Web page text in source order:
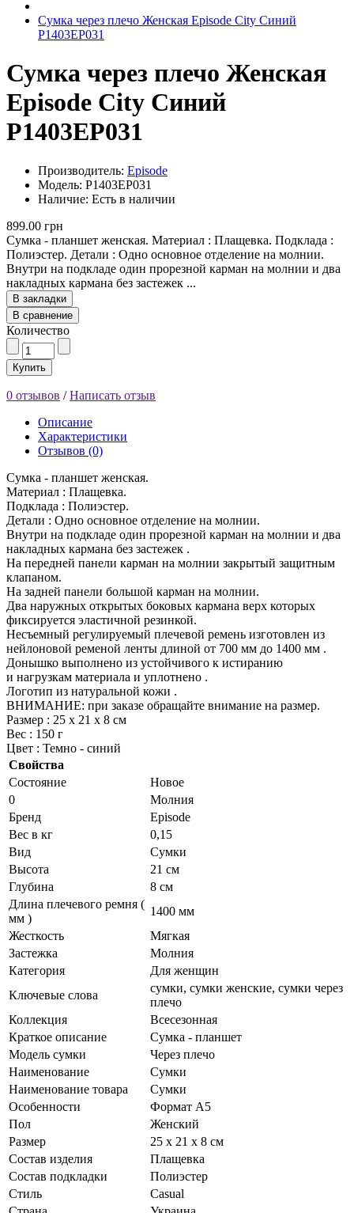
Сумка через плечо Женская Episode City Синий
P1403EP031
Сумка через плечо Женская
Episode City Синий
P1403EP031
Производитель: Episode
Модель: P1403EP031
Наличие: Есть в наличии
899.00 грн
Сумка - планшет женская. Материал : Плащевка. Подклада :
Полиэстер. Детали : Одно основное отделение на молнии.
Внутри на подкладе один прорезной карман на молнии и два
накладных кармана без застежек ...
В закладки
В сравнение
Количество
Купить
0 отзывов /Написать отзыв
Описание
Характеристики
Отзывов (0)
Сумка - планшет женская.
Материал : Плащевка.
Подклада : Полиэстер.
Детали : Одно основное отделение на молнии.
Внутри на подкладе один прорезной карман на молнии и два
накладных кармана без застежек .
На передней панели карман на молнии закрытый защитным
клапаном.
На задней панели большой карман на молнии.
Два наружных открытых боковых кармана верх которых
фиксируется эластичной резинкой.
Несъемный регулируемый плечевой ремень изготовлен из
нейлоновой ременой ленты длиной от 700 мм до 1400 мм .
Донышко выполнено из устойчивого к истиранию
и нагрузкам материала и уплотнено .
Логотип из натуральной кожи .
ВНИМАНИЕ: при заказе обращайте внимание на размер.
Размер : 25 х 21 х 8 см
Вес : 150 г
Цвет : Темно - синий
Свойства
Состояние
Новое
0
Молния
Бренд
Episode
Вес в кг
0,15
Вид
Сумки
Высота
21 см
Глубина
8 см
Длина плечевого ремня (
мм )
1400 мм
Жесткость
Мягкая
Застежка
Молния
Категория
Для женщин
Ключевые слова
сумки, сумки женские, сумки через
плечо
Коллекция
Всесезонная
Краткое описание
Сумка - планшет
Модель сумки
Через плечо
Наименование
Сумки
Наименование товара
Сумки
Особенности
Формат А5
Пол
Женский
Размер
25 х 21 х 8 см
Состав изделия
Плащевка
Состав подкладки
Полиэстер
Стиль
Casual